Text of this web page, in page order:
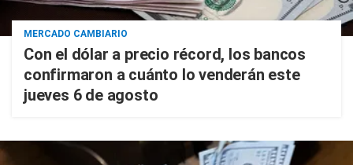
MERCADO CAMBIARIO
Con el dólar a precio récord, los bancos
confirmaron a cuánto lo venderán este
jueves 6 de agosto